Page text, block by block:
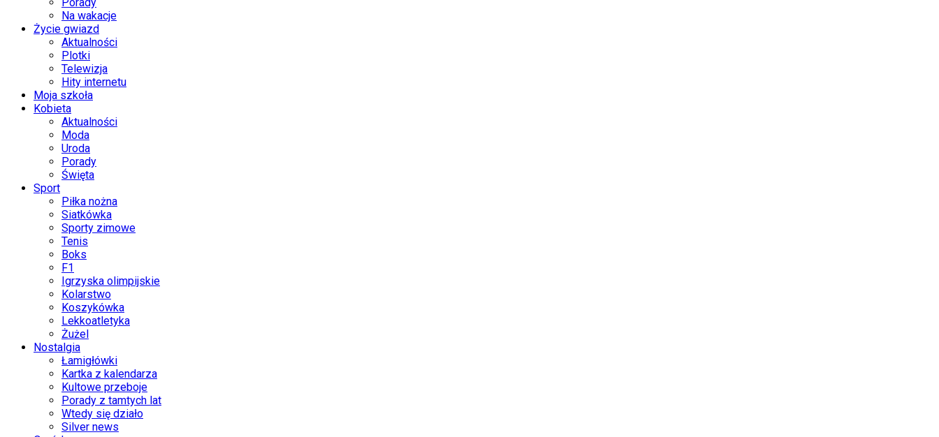
Na wakacje
Życie gwiazd
Aktualności
Plotki
Telewizja
Hity internetu
Moja szkoła
Kobieta
Aktualności
Moda
Uroda
Porady
Święta
Sport
Piłka nożna
Siatkówka
Sporty zimowe
Tenis
Boks
F1
Igrzyska olimpijskie
Kolarstwo
Koszykówka
Lekkoatletyka
Żużel
Nostalgia
Łamigłówki
Kartka z kalendarza
Kultowe przeboje
Porady z tamtych lat
Wtedy się działo
Silver news